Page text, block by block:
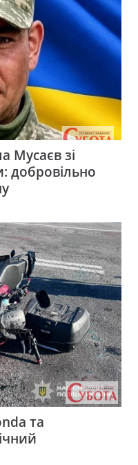
Мусаєв зі
добровільно
та